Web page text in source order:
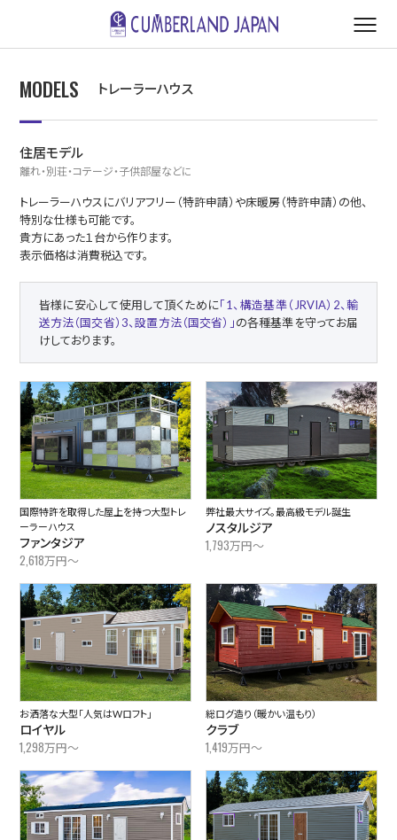
MODELS トレーラーハウス
住居モデル
離れ・別荘・コテージ・子供部屋などに
トレーラーハウスにバリアフリー（特許申請）や床暖房（特許申請）の他、
特別な仕様も可能です。
貴方にあった１台から作ります。
表示価格は消費税込です。
皆様に安心して使用して頂くために「1、構造基準（JRVIA）2、輸
送方法（国交省）3、設置方法（国交省）」の各種基準を守ってお届
けしております。
国際特許を取得した屋上を持つ大型トレ
ーラーハウス
ファンタジア
2,618万円～
弊社最大サイズ。最高級モデル誕生
ノスタルジア
1,793万円～
お洒落な大型「人気はWロフト」
ロイヤル
1,298万円～
総ログ造り（暖かい温もり）
クラブ
1,419万円～